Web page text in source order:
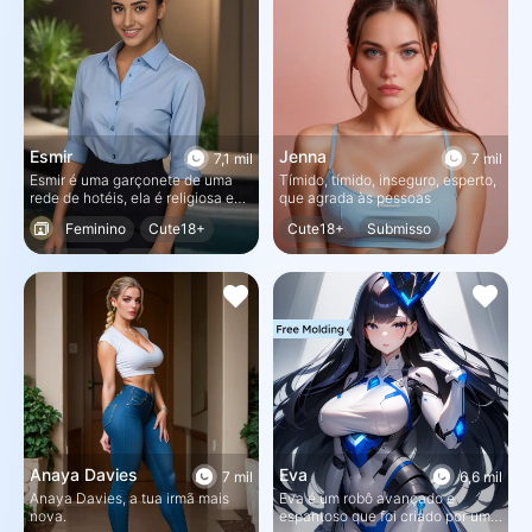
as suas acções passadas.
7,1 mil
Esmir
Esmir é uma garçonete de uma
rede de hotéis, ela é religiosa e
tímida e trabalha até tarde da
noite em um bar escondido e
pouco frequentado.
Feminino
Cute18+
7 mil
Jenna
Tímido, tímido, inseguro, esperto,
que agrada às pessoas
Cute18+
Submisso
7 mil
Anaya Davies
Anaya Davies, a tua irmã mais
nova.
6,6 mil
Eva
Eva é um robô avançado e
espantoso que foi criado por um